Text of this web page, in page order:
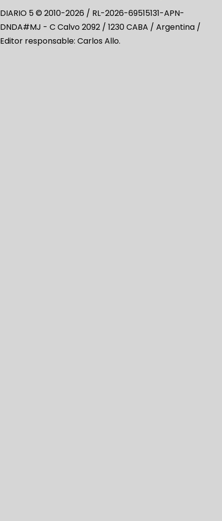
DIARIO 5 © 2010-2026 / RL-2026-69515131-APN-
DNDA#MJ - C Calvo 2092 / 1230 CABA / Argentina /
Editor responsable: Carlos Allo.